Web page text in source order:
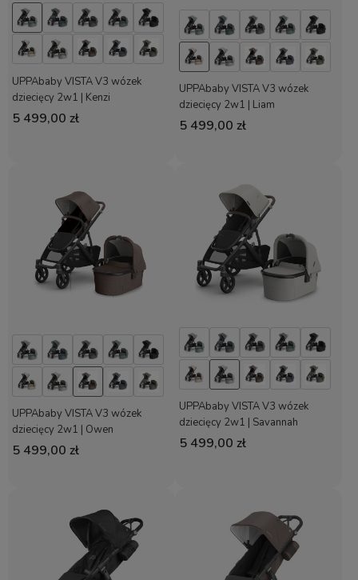
UPPAbaby VISTA V3 wózek
dziecięcy 2w1 | Kenzi
5 499,00 zł
UPPAbaby VISTA V3 wózek
dziecięcy 2w1 | Liam
5 499,00 zł
UPPAbaby VISTA V3 wózek
dziecięcy 2w1 | Owen
5 499,00 zł
UPPAbaby VISTA V3 wózek
dziecięcy 2w1 | Savannah
5 499,00 zł